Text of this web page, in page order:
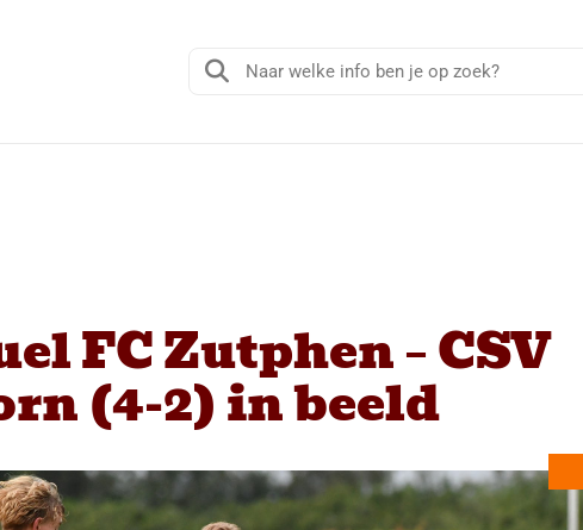
FC Zutphen – CSV
(4-2) in beeld